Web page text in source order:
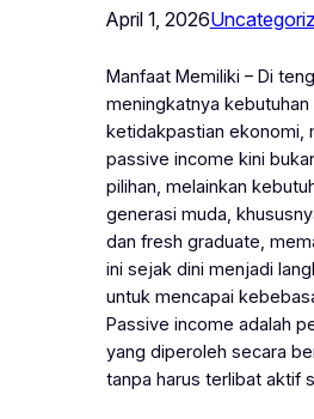
April 1, 2026
Manfaat Memiliki – Di
meningkatnya kebutuhan
ketidakpastian ekonomi,
passive income kini
pilihan, melainkan
generasi muda,
dan fresh graduate,
ini sejak dini menjadi
untuk mencapai
Passive income adalah
yang diperoleh secara
tanpa harus terlibat aktif